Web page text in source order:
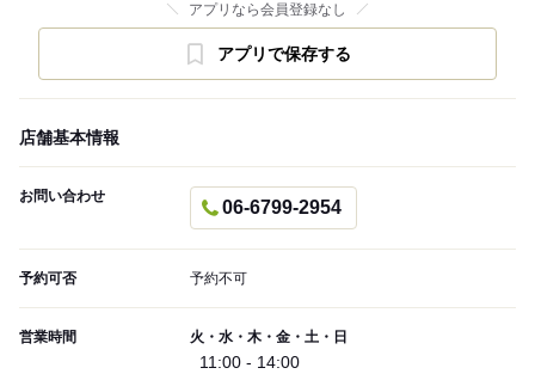
アプリなら会員登録なし
アプリで保存する
店舗基本情報
お問い合わせ
06-6799-2954
予約可否 予約不可
営業時間 火・水・木・金・土・日
11:00 - 14:00